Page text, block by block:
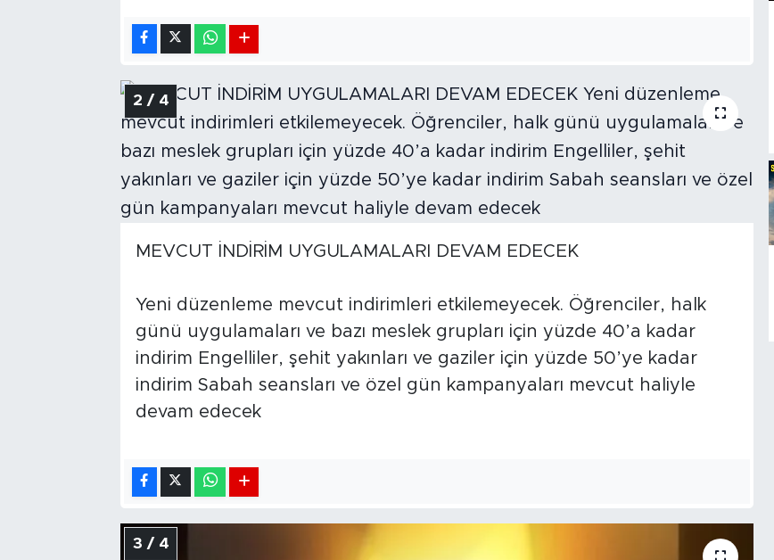
2 / 4
MEVCUT İNDİRİM UYGULAMALARI DEVAM EDECEK
Yeni düzenleme mevcut indirimleri etkilemeyecek. Öğrenciler, halk
günü uygulamaları ve bazı meslek grupları için yüzde 40’a kadar
indirim Engelliler, şehit yakınları ve gaziler için yüzde 50’ye kadar
indirim Sabah seansları ve özel gün kampanyaları mevcut haliyle
devam edecek
3 / 4